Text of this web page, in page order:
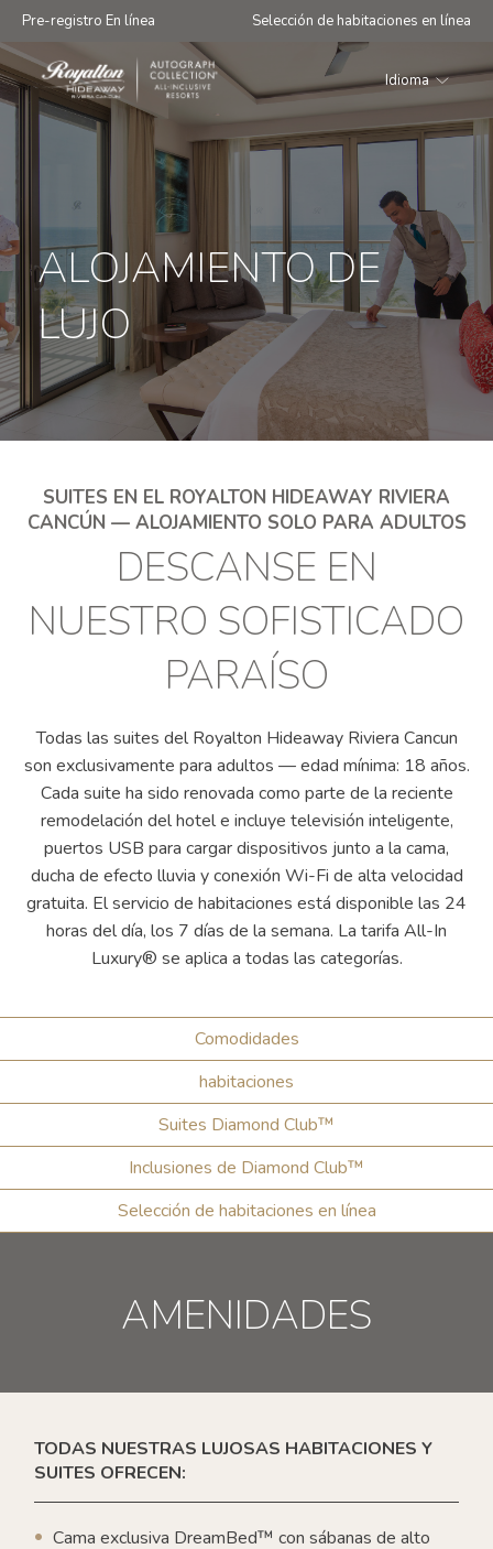
Pre-registro En línea Selección de habitaciones en línea
Royalton
Idioma
ALOJAMIENTO DE
LUJO
SUITES EN EL ROYALTON HIDEAWAY RIVIERA
CANCÚN — ALOJAMIENTO SOLO PARA ADULTOS
DESCANSE EN
NUESTRO SOFISTICADO
PARAÍSO
Todas las suites del Royalton Hideaway Riviera Cancun
son exclusivamente para adultos — edad mínima: 18 años.
Cada suite ha sido renovada como parte de la reciente
remodelación del hotel e incluye televisión inteligente,
puertos USB para cargar dispositivos junto a la cama,
ducha de efecto lluvia y conexión Wi-Fi de alta velocidad
gratuita. El servicio de habitaciones está disponible las 24
horas del día, los 7 días de la semana. La tarifa All-In
Luxury® se aplica a todas las categorías.
Comodidades
habitaciones
Suites Diamond Club™
Inclusiones de Diamond Club™
Selección de habitaciones en línea
AMENIDADES
TODAS NUESTRAS LUJOSAS HABITACIONES Y
SUITES OFRECEN:
Cama exclusiva DreamBed™ con sábanas de alto